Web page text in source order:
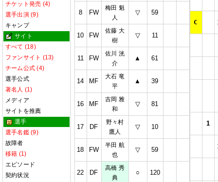
チケット発売 (4)
選手出演 (9)
キャンプ
サイト
すべて (18)
ファンサイト (13)
チーム公式 (4)
選手公式
著名人 (1)
メディア
サイトを推薦
選手
選手名鑑 (9)
故障者
移籍 (1)
エピソード
契約状況
8 FW
梅田 魁
人
▽ 59
10 FW
佐藤 大
樹
▽ 11
11 FW
佐川 洸
介
▲ 61
14 MF
大石 竜
平
▲ 39
16 MF
吉岡 雅
和
▽ 81
17 DF
野々村
鷹人
▽ 10
18 FW
半田 航
也
▽ 59
22 DF
高橋 秀
典
○ 120
C
1